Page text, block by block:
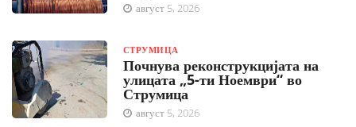
август 5, 2026
СТРУМИЦА
Почнува реконструкцијата на
улицата „5-ти Ноември“ во
Струмица
август 5, 2026